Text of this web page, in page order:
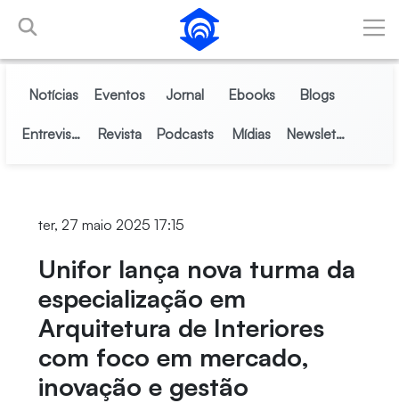
Pular para o Conteúdo principal
Notícias Eventos Jornal Ebooks Blogs
Entrevistas Revista Podcasts Mídias Newsletter
ter, 27 maio 2025 17:15
Unifor lança nova turma da
especialização em
Arquitetura de Interiores
com foco em mercado,
inovação e gestão